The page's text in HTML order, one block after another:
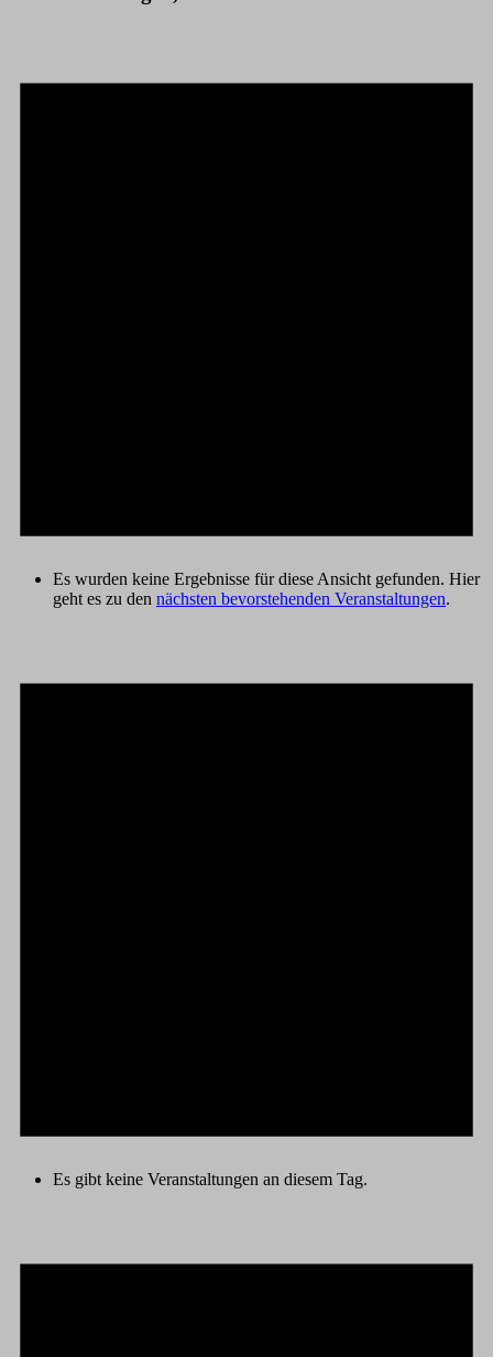
Es wurden keine Ergebnisse für diese Ansicht gefunden. Hier
geht es zu den nächsten bevorstehenden Veranstaltungen.
Es gibt keine Veranstaltungen an diesem Tag.